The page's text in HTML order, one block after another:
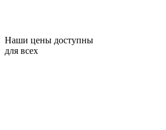
Наши цены доступны
для всех